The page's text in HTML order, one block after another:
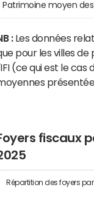
Patrimoine moyen des
:Les données
pour les villes
(ce qui est le
fiscaux
Répartition des foyers